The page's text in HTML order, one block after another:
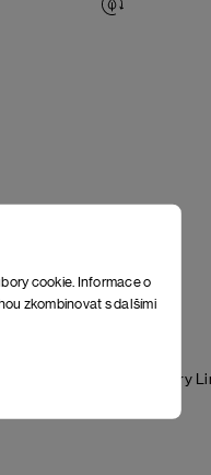
cookie. Informace o
zkombinovat s dalšími
Kabát Bowery